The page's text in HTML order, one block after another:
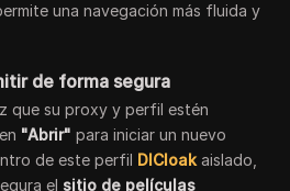
una navegación más fluida y
de forma segura
que su proxy y perfil estén
"Abrir" para iniciar un nuevo
de este perfil DICloak aislado
el sitio de películas